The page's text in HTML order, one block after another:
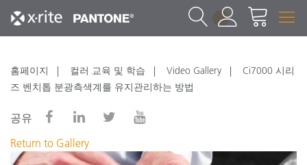
1
홈페이지 컬러 교육 및 학습 Video Gallery
Ci7000 시리
즈 벤치톱 분광측색계를 유지관리하는 방법
공유
Return to Gallery